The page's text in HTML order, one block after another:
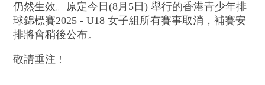
仍然生效。原定今日(8月5日) 舉行的香港青少年排
球錦標賽2025 - U18 女子組所有賽事取消，補賽安
排將會稍後公布。
敬請垂注 !